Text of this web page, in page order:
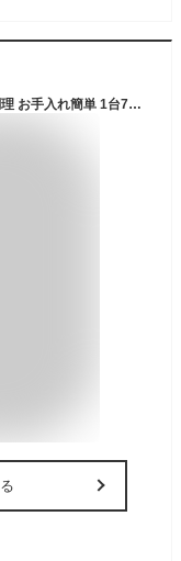
アイリスオーヤマ 電気圧力鍋 3L 3~4人 簡単調理 お手入れ簡単 1台7役 ほったらかし 自動メニュー 15種レシピブック付き PMPC-REMA3-H ダークグレー